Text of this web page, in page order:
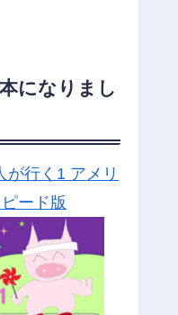
になりまし
が行く1 アメリ
ード版